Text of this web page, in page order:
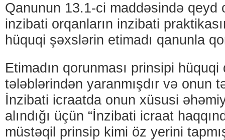
Qanunun 13.1-ci maddəsində qeyd
inzibati orqanların inzibati
hüquqi şəxslərin etimadı qanunla
Etimadın qorunması prinsipi
tələblərindən yaranmışdır və onun
İnzibati icraatda onun xüsusi
alındığı üçün “İnzibati icraat
müstəqil prinsip kimi öz yerini